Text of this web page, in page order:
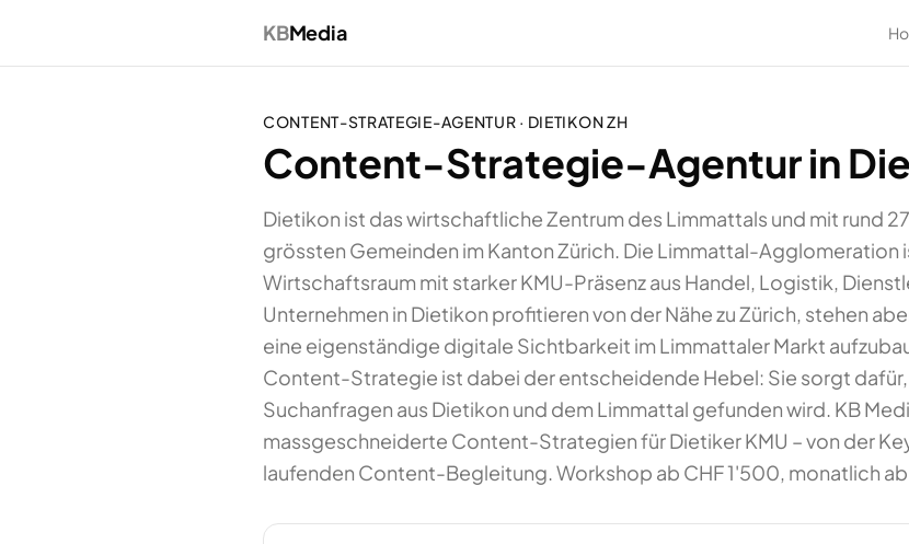
KBMedia
CONTENT-STRATEGIE-AGENTUR · DIETIKONZH
Content-Strategie-Agentur in
Dietikon ist das wirtschaftliche Zentrum des Limmattals und mit rund
grössten Gemeinden im Kanton Zürich. Die Limmattal-Agglomeration
Wirtschaftsraum mit starker KMU-Präsenz aus Handel, Logistik,
Unternehmen in Dietikon profitieren von der Nähe zu Zürich, stehen
eine eigenständige digitale Sichtbarkeit im Limmattaler Markt
Content-Strategie ist dabei der entscheidende Hebel: Sie sorgt
Suchanfragen aus Dietikon und dem Limmattal gefunden wird. KB
massgeschneiderte Content-Strategien für Dietiker KMU – von der
laufenden Content-Begleitung. Workshop ab CHF 1'500, monatlich